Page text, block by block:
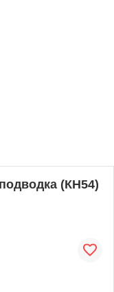
(КН54)